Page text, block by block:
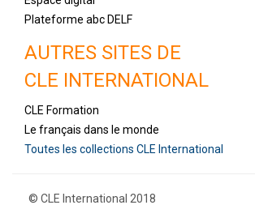
Plateforme abc DELF
AUTRES SITES DE
CLE INTERNATIONAL
CLE Formation
Le français dans le monde
Toutes les collections CLE International
© CLE International 2018